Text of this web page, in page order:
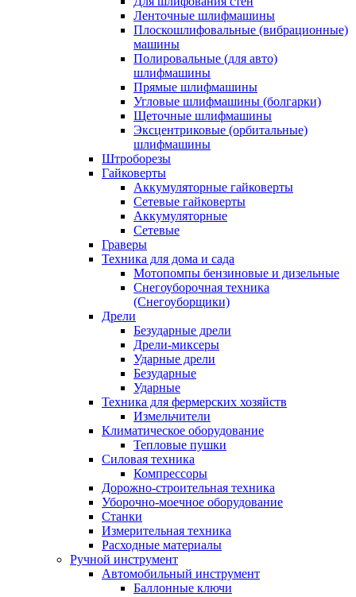
Ленточные шлифмашины
Плоскошлифовальные (вибрационные)
машины
Полировальные (для авто)
шлифмашины
Прямые шлифмашины
Угловые шлифмашины (болгарки)
Щеточные шлифмашины
Эксцентриковые (орбитальные)
шлифмашины
Штроборезы
Гайковерты
Аккумуляторные гайковерты
Сетевые гайковерты
Аккумуляторные
Сетевые
Граверы
Техника для дома и сада
Мотопомпы бензиновые и дизельные
Снегоуборочная техника
(Снегоуборщики)
Дрели
Безударные дрели
Дрели-миксеры
Ударные дрели
Безударные
Ударные
Техника для фермерских хозяйств
Измельчители
Климатическое оборудование
Тепловые пушки
Силовая техника
Компрессоры
Дорожно-строительная техника
Уборочно-моечное оборудование
Станки
Измерительная техника
Расходные материалы
Ручной инструмент
Автомобильный инструмент
Баллонные ключи